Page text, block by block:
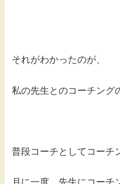
それがわかったのが、
私の先生とのコーチング
普段コーチとしてコーチ